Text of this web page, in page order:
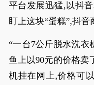
平台发展迅猛,以抖
盯上这块“蛋糕”,抖音
“一台7公斤脱水洗衣
鱼上以90元的价格卖
机挂在网上,价格可